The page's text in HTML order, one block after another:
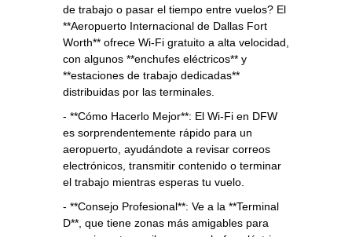
de trabajo o pasar el tiempo entre vuelos? El
**Aeropuerto Internacional de Dallas Fort
Worth** ofrece Wi-Fi gratuito a alta velocidad,
con algunos **enchufes eléctricos** y
**estaciones de trabajo dedicadas**
distribuidas por las terminales.
- **Cómo Hacerlo Mejor**: El Wi-Fi en DFW
es sorprendentemente rápido para un
aeropuerto, ayudándote a revisar correos
electrónicos, transmitir contenido o terminar
el trabajo mientras esperas tu vuelo.
- **Consejo Profesional**: Ve a la **Terminal
D**, que tiene zonas más amigables para